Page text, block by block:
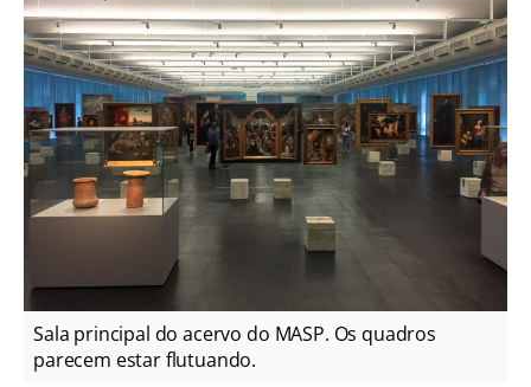
Sala principal do acervo do MASP. Os quadros
parecem estar flutuando.